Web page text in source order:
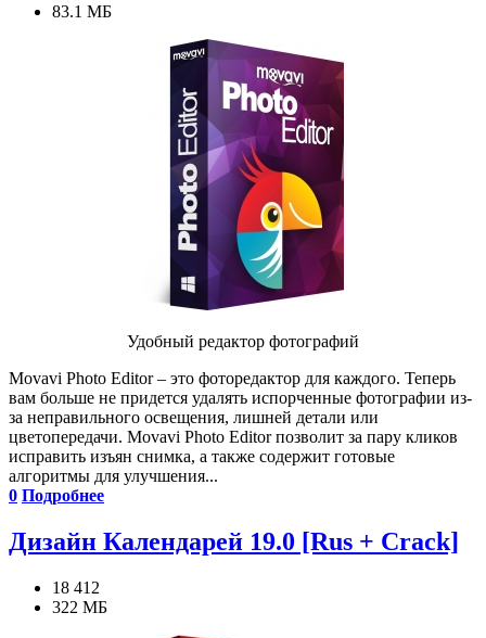
83.1 МБ
Удобный редактор фотографий
Movavi Photo Editor – это фоторедактор для каждого. Теперь
вам больше не придется удалять испорченные фотографии из-
за неправильного освещения, лишней детали или
цветопередачи. Movavi Photo Editor позволит за пару кликов
исправить изъян снимка, а также содержит готовые
алгоритмы для улучшения...
0 Подробнее
Дизайн Календарей 19.0 [Rus + Crack]
18 412
322 МБ